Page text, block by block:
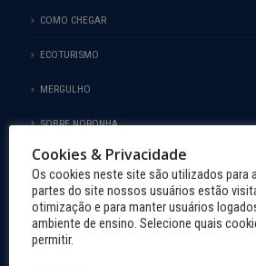
COMO CHEGAR
ECOTURISMO
MERGULHO
SOBRE NORONHA
ROTEIROS
TRILHAS
PASSEIOS
Cookies & Privacidade
Os cookies neste site são utilizados para
partes do site nossos usuários estão
otimização e para manter usuários
ambiente de ensino. Selecione quais
permitir.